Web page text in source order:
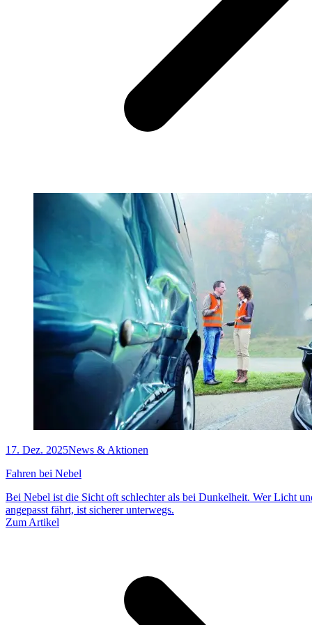
17. Dez. 2025News & Aktionen
Fahren bei Nebel
Bei Nebel ist die Sicht oft schlechter als bei Dunkelheit. Wer Licht
angepasst fährt, ist sicherer unterwegs.
Zum Artikel